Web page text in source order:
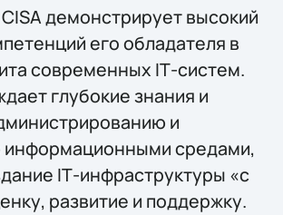
демонстрирует высокий
его обладателя в
современных IТ-систем.
глубокие знания и
и
средами,
IТ-инфраструктуры «с
развитие и поддержку.